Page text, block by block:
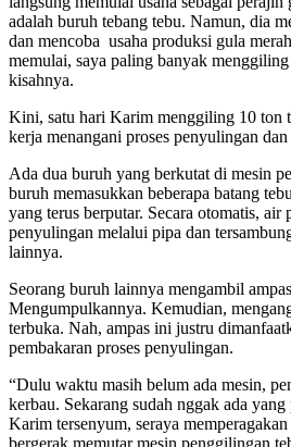
adalah buruh tebang tebu. Namun, dia
dan mencoba usaha produksi gula
memulai, saya paling banyak
kisahnya.
Kini, satu hari Karim menggiling 10 ton
kerja menangani proses penyulingan
Ada dua buruh yang berkutat di mesin
buruh memasukkan beberapa batang
yang terus berputar. Secara otomatis, air
penyulingan melalui pipa dan
lainnya.
Seorang buruh lainnya mengambil
Mengumpulkannya. Kemudian,
terbuka. Nah, ampas ini justru
pembakaran proses penyulingan.
“Dulu waktu masih belum ada mesin,
kerbau. Sekarang sudah nggak ada
Karim tersenyum, seraya
bergerak memutar mesin penggilingan